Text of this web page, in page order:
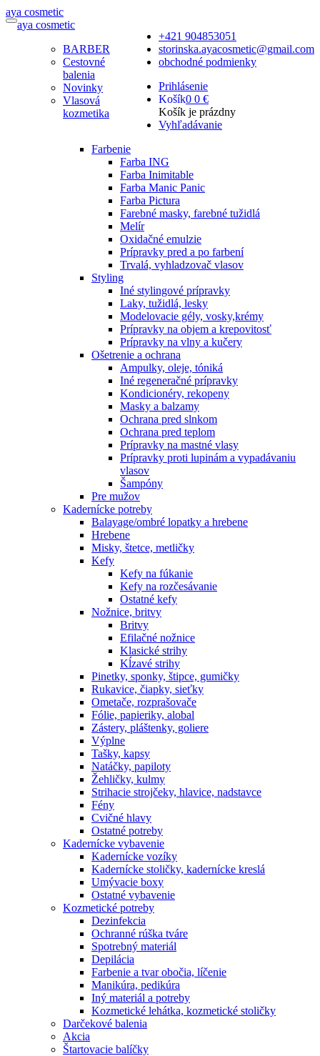
aya cosmetic
+421 904853051
storinska.ayacosmetic@gmail.com
obchodné podmienky
Prihlásenie
Košík0 0 €
Košík je prázdny
Vyhľadávanie
aya cosmetic
BARBER
Cestovné
balenia
Novinky
Vlasová
kozmetika
Farbenie
Farba ING
Farba Inimitable
Farba Manic Panic
Farba Pictura
Farebné masky, farebné tužidlá
Melír
Oxidačné emulzie
Prípravky pred a po farbení
Trvalá, vyhladzovač vlasov
Styling
Iné stylingové prípravky
Laky, tužidlá, lesky
Modelovacie gély, vosky,krémy
Prípravky na objem a krepovitosť
Prípravky na vlny a kučery
Ošetrenie a ochrana
Ampulky, oleje, tóniká
Iné regeneračné prípravky
Kondicionéry, rekopeny
Masky a balzamy
Ochrana pred slnkom
Ochrana pred teplom
Prípravky na mastné vlasy
Prípravky proti lupinám a vypadávaniu
vlasov
Šampóny
Pre mužov
Kadernícke potreby
Balayage/ombré lopatky a hrebene
Hrebene
Misky, štetce, metličky
Kefy
Kefy na fúkanie
Kefy na rozčesávanie
Ostatné kefy
Nožnice, britvy
Britvy
Efilačné nožnice
Klasické strihy
Kĺzavé strihy
Pinetky, sponky, štipce, gumičky
Rukavice, čiapky, sieťky
Ometače, rozprašovače
Fólie, papieriky, alobal
Zástery, pláštenky, goliere
Výplne
Tašky, kapsy
Natáčky, papiloty
Žehličky, kulmy
Strihacie strojčeky, hlavice, nadstavce
Fény
Cvičné hlavy
Ostatné potreby
Kadernícke vybavenie
Kadernícke vozíky
Kadernícke stoličky, kadernícke kreslá
Umývacie boxy
Ostatné vybavenie
Kozmetické potreby
Dezinfekcia
Ochranné rúška tváre
Spotrebný materiál
Depilácia
Farbenie a tvar obočia, líčenie
Manikúra, pedikúra
Iný materiál a potreby
Kozmetické lehátka, kozmetické stoličky
Darčekové balenia
Akcia
Štartovacie balíčky